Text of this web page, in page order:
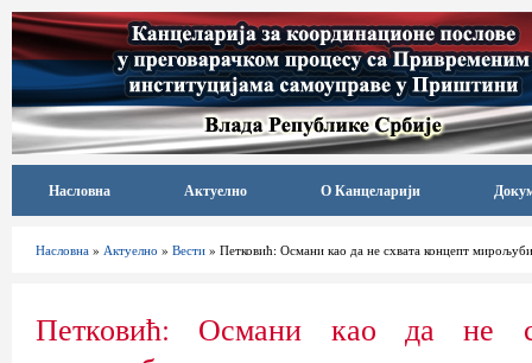
Насловна Актуелно О Канцеларији
Насловна » Актуелно » Вести » Петковић: Османи као да не схвата концепт
Петковић: Османи као да не